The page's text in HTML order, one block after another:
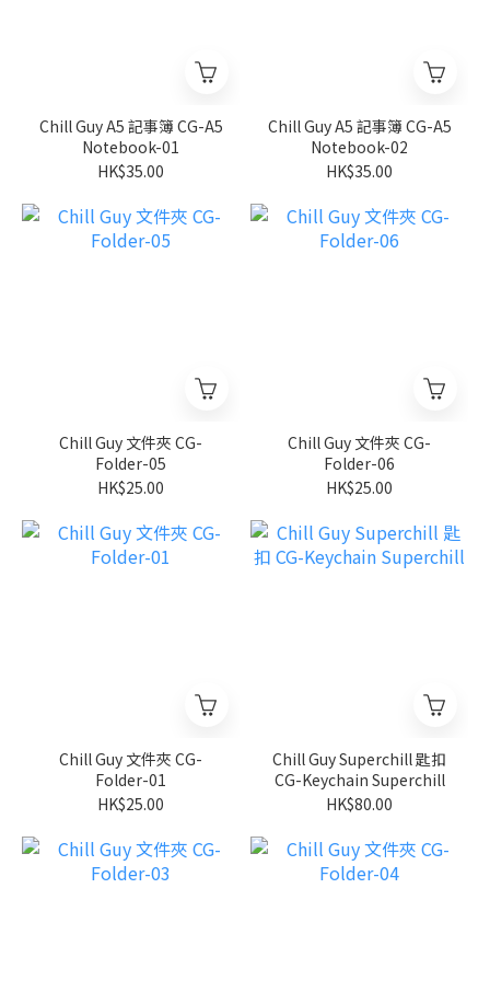
Chill Guy A5 記事簿 CG-A5
Notebook-01
HK$35.00
Chill Guy A5 記事簿 CG-A5
Notebook-02
HK$35.00
Chill Guy 文件夾 CG-
Folder-05
HK$25.00
Chill Guy 文件夾 CG-
Folder-06
HK$25.00
Chill Guy 文件夾 CG-
Folder-01
HK$25.00
Chill Guy Superchill 匙扣
CG-Keychain Superchill
HK$80.00